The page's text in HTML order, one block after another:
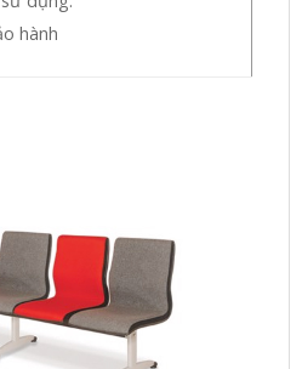
hành